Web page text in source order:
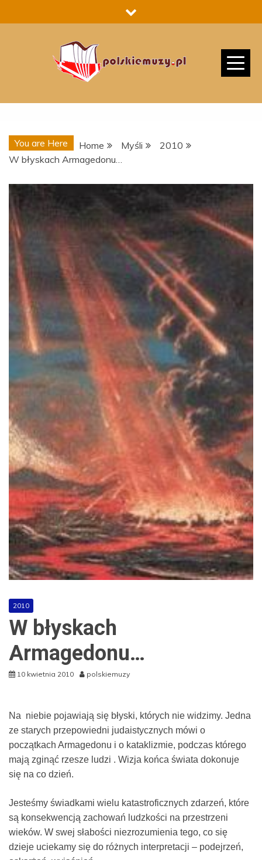
to
You are Here Home Myśli
2010
W błyskach Armagedonu…
2010
W błyskach
Armagedonu…
10 kwietnia 2010 polskiemuzy
Na niebie pojawiają się błyski, których nie widzimy. Jedna
ze starych przepowiedni judaistycznych mówi o
początkach Armagedonu i o kataklizmie, podczas którego
mają zginąć rzesze ludzi . Wizja końca świata dokonuje
się na co dzień.
Jesteśmy świadkami wielu katastroficznych zdarzeń, które
są konsekwencją zachowań ludzkości na przestrzeni
wieków. W swej słabości niezrozumienia tego, co się
dzieje uciekamy się do różnych interpretacji – podejrzeń,